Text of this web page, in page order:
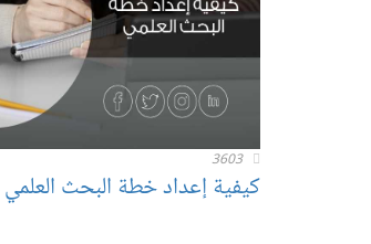
3603
كيفية إعداد خطة البحث العلمي